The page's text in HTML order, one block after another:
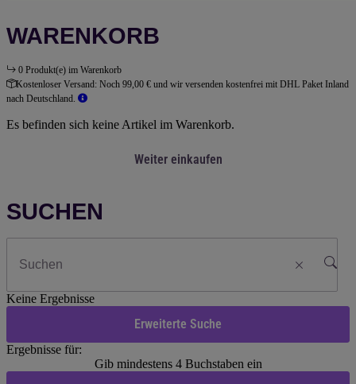
WARENKORB
0 Produkt(e) im Warenkorb
Kostenloser Versand: Noch 99,00 € und wir versenden kostenfrei mit DHL Paket Inland
nach Deutschland.
Es befinden sich keine Artikel im Warenkorb.
Weiter einkaufen
SUCHEN
Keine Ergebnisse
Erweiterte Suche
Ergebnisse für:
Gib mindestens 4 Buchstaben ein